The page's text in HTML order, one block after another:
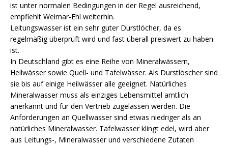
ist unter normalen Bedingungen in der Regel ausreichend,
empfiehlt Weimar-Ehl weiterhin.
Leitungswasser ist ein sehr guter Durstlöcher, da es
regelmäßig überprüft wird und fast überall preiswert zu haben
ist.
In Deutschland gibt es eine Reihe von Mineralwässern,
Heilwässer sowie Quell- und Tafelwässer. Als Durstlöscher sind
sie bis auf einige Heilwässer alle geeignet. Natürliches
Mineralwasser muss als einziges Lebensmittel amtlich
anerkannt und für den Vertrieb zugelassen werden. Die
Anforderungen an Quellwasser sind etwas niedriger als an
natürliches Mineralwasser. Tafelwasser klingt edel, wird aber
aus Leitungs-, Mineralwasser und verschiedene Zutaten